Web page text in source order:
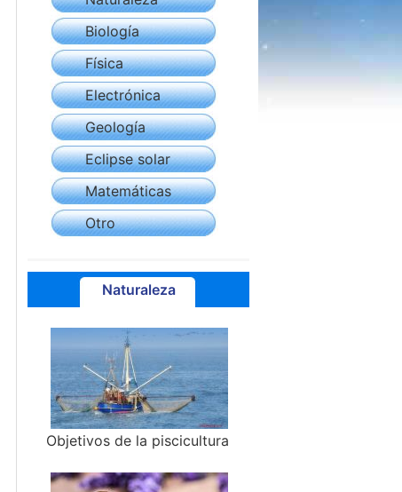
Biología
Física
Electrónica
Geología
Eclipse solar
Matemáticas
Otro
Naturaleza
Objetivos de la piscicultura